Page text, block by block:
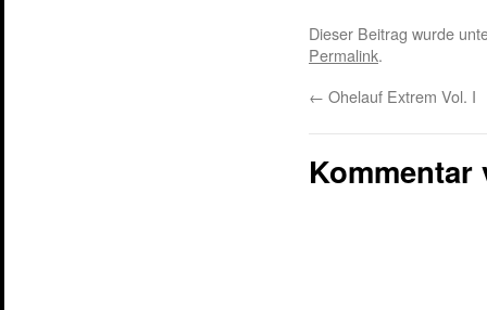
Dieser Beitrag wurde
Permalink.
← Ohelauf Extrem Vol. I
Kommentar